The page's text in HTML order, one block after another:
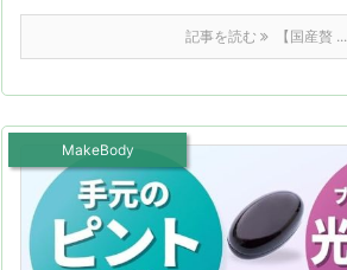
記事を読む 【国産贅 ...
MakeBody